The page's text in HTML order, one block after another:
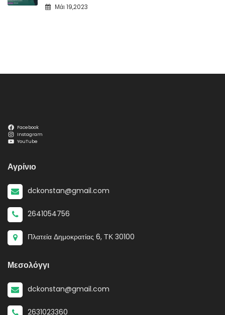
Μάι 19,2023
Facebook
Instagram
YouTube
Αγρίνιο
dckonstan@gmail.com
2641054756
Πλατεία Δημοκρατίας 6, ΤΚ 30100
Μεσολόγγι
dckonstan@gmail.com
2631023360